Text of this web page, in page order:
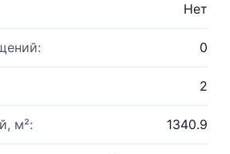
Нет
0
2
м²: 1340.9